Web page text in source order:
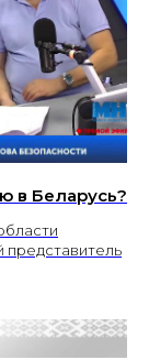
в Беларусь?
представитель